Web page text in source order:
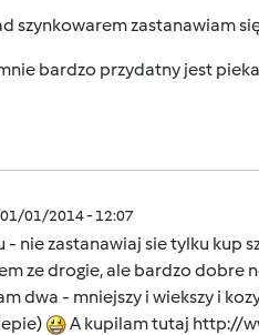
szynkowarem zastanawiam
bardzo przydatny jest
01/01/2014 - 12:07
- nie zastanawiaj sie tylku kup
ze drogie, ale bardzo dobre
dwa - mniejszy i wiekszy i
A kupilam tutaj http://